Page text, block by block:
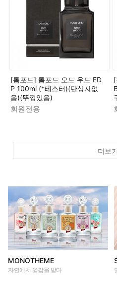
[톰포드] 톰포드 오드 우드 ED
P 100ml (*테스터)(단상자없
음)(뚜껑있음)
회원전용
더보
MONOTHEME
자연에서 영감을 받다